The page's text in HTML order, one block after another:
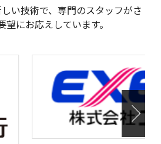
い技術で、専門のスタッフがさ
望にお応えしています。